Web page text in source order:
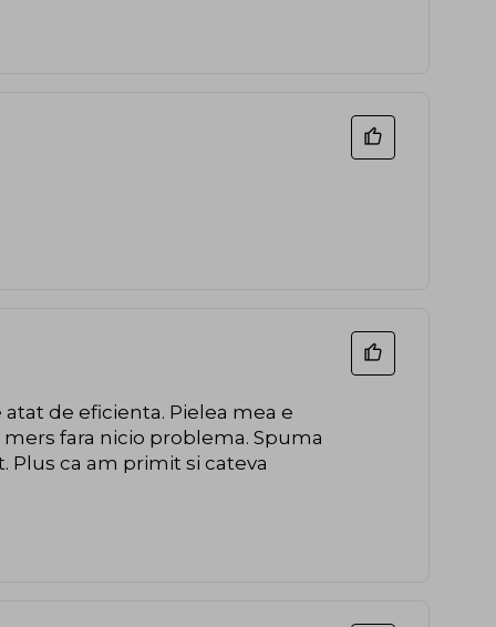
de eficienta. Pielea mea e
fara nicio problema. Spuma
Plus ca am primit si cateva